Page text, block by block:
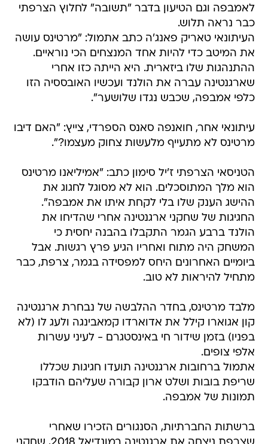
לאמבפה וגם הטיעון בדבר "תשובה" לחלוץ הצרפתי
כבר נראה תלוש.
העיתונאי טאריק פאנג'ה כתב אתמול: "מרטינס עושה
את המיטב כדי להיות אחד המנצחים הכי נוראיים.
ההתנהגות שלו ביזארית. היא הייתה כזו אחרי
שארגנטינה עברה את הולנד ועכשיו האובססיה הזו
כלפי אמבפה, שכבש נגדו שלושער".
עיתונאי אחר, חואנפה סאנס הספרדי, צייץ: "האם דיבו
מרטינס לא מתעייף מלעשות צחוק מעצמו?".
הטניסאי הצרפתי ז'יל סימון כתב: "אמיליאנו מרטינס
הוא מלך המתוסכלים. הוא לא מסוגל לחגוג את
ההישג הענק שלו בלי לקחת איתו את אמבפה".
החגיגות של שחקני ארגנטינה אחרי שהדיחו את
הולנד ברבע הגמר התקבלו בהבנה יחסית כי
המשחק היה מתוח ואחריו הגיע פרץ רגשות. אבל
ביומיים האחרונים היחס למפסידה בגמר, צרפת, כבר
מתחיל להיראות לא טוב.
מלבד מרטינס, בחדר ההלבשה של נבחרת ארגנטינה
קון אגוארו קילל את אדוארדו קמאבינגה ולעג לו (לא
בפניו) בזמן שידור חי באינסטגרם - לעיני עשרות
אלפי צופים.
אתמול ברחובות ארגנטינה תועדו חגיגות שכללו
שריפת בובות ושלט ארון קבורה שעליהם הודבקו
תמונות של אמבפה.
ברשתות החברתיות, הסנגורים הזכירו שאחרי